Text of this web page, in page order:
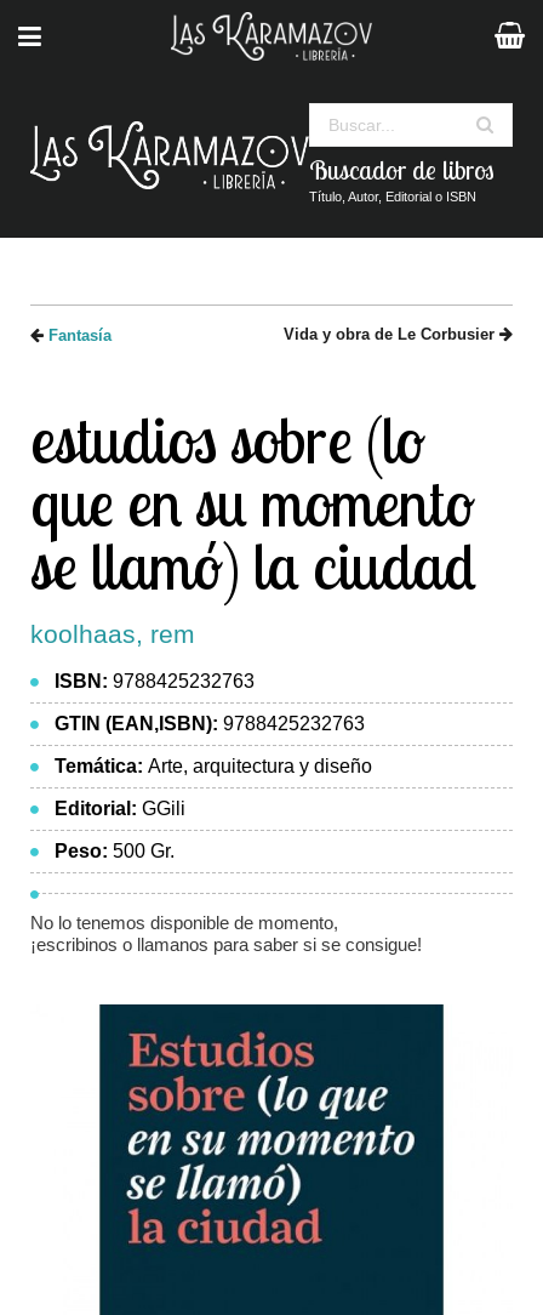
Buscador de libros
Título, Autor, Editorial o ISBN
Fantasía Vida y obra de Le Corbusier
estudios sobre (lo
que en su momento
se llamó) la ciudad
koolhaas, rem
ISBN: 9788425232763
GTIN (EAN,ISBN): 9788425232763
Temática: Arte, arquitectura y diseño
Editorial: GGili
Peso: 500 Gr.
No lo tenemos disponible de momento,
¡escribinos o llamanos para saber si se consigue!